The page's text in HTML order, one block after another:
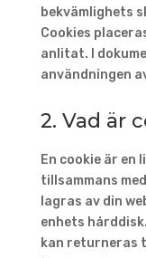
bekvämlighets
Cookies
anlitat. I
användningen
2. Vad är
En cookie är en
tillsammans
lagras av din
enhets
kan returneras